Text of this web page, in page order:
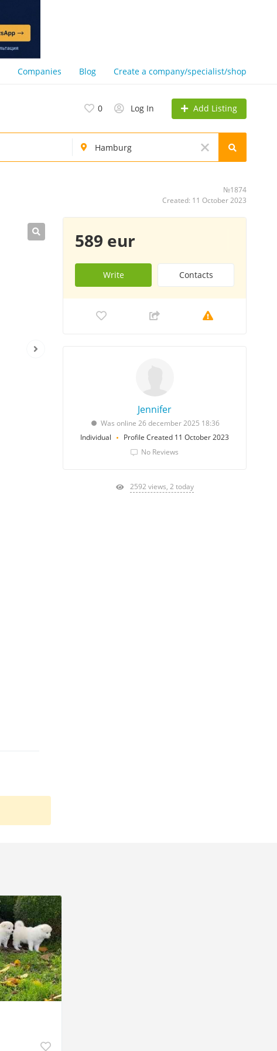
Companies Blog Create a company/specialist/shop
0 Log In Add Listing
№1874
Created: 11 October 2023
589 eur
Write Contacts
Jennifer
Was online 26 december 2025 18:36
Individual
Profile Created 11 October 2023
No Reviews
2592 views, 2 today